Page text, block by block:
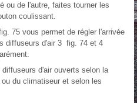
ou de l'autre, faites tourner les
coulissant.
75 vous permet de régler l'arrivée
diffuseurs d'air 3 fig. 74 et 4
d'air ouverts selon la
du climatiseur et selon les